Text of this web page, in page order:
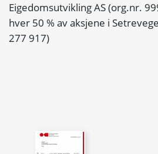
Eigedomsutvikling AS (org.nr.
hver 50 % av aksjene i
277 917)